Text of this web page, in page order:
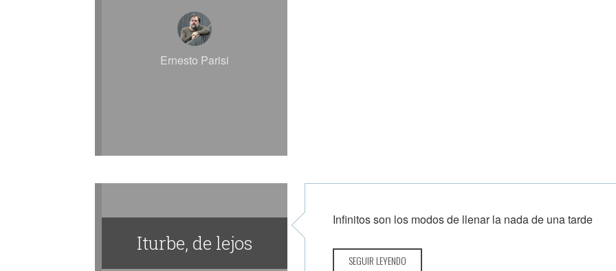
Ernesto Parisi
Iturbe, de lejos
Infinitos son los modos de llenar la nada de una tarde
SEGUIR LEYENDO